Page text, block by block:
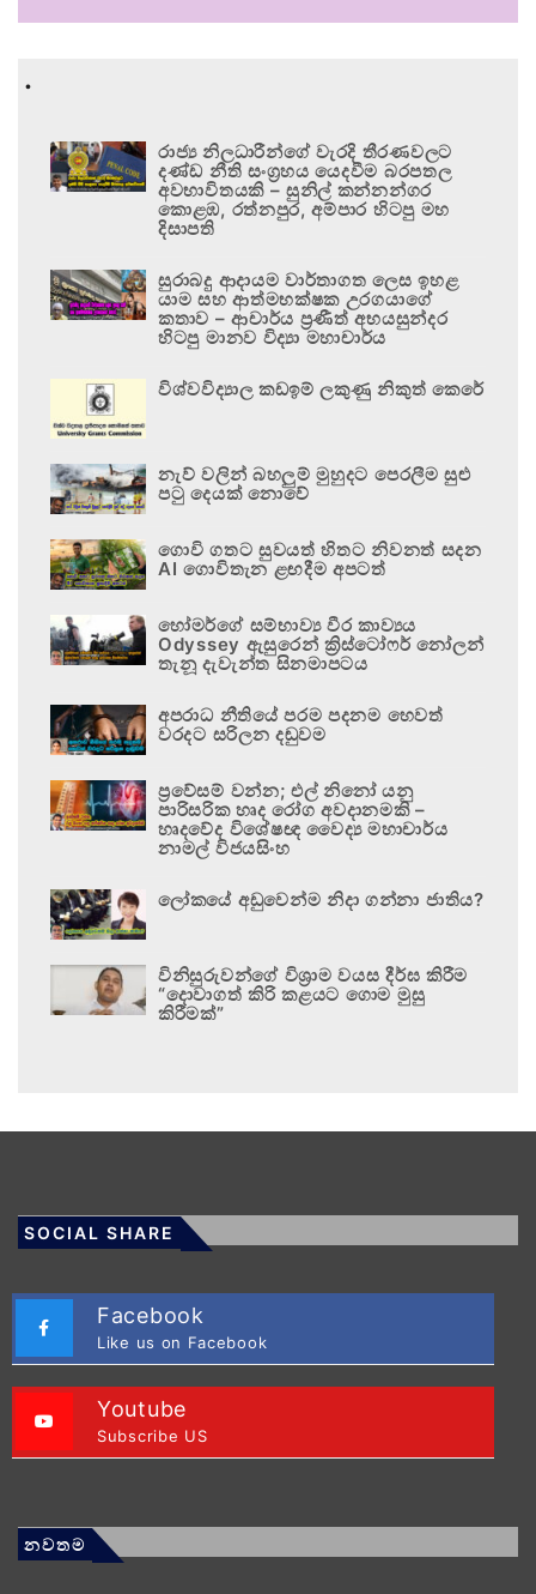
.
රාජ්‍ය නිලධාරීන්ගේ වැරදි තීරණවලට
දණ්ඩ නීති සංග්‍රහය යෙදවීම බරපතල
අවභාවිතයකි – සුනිල් කන්නන්ගර
කොළඹ, රත්නපුර, අම්පාර හිටපු මහ
දිසාපති
සුරාබදු ආදායම වාර්තාගත ලෙස ඉහළ
යාම සහ ආත්මභක්ෂක උරගයාගේ
කතාව – ආචාර්ය ප්‍රණීත් අභයසුන්දර
හිටපු මානව විද්‍යා මහාචාර්ය
විශ්වවිද්‍යාල කඩඉම් ලකුණු නිකුත් කෙරේ
නැව් වලින් බහලුම් මුහුදට පෙරලීම සුළු
පටු දෙයක් නොවේ
ගොවි ගතට සුවයත් හිතට නිවනත් සදන
AI ගොවිතැන ළඟදීම අපටත්
හෝමර්ගේ සම්භාව්‍ය වීර කාව්‍යය
Odyssey ඇසුරෙන් ක්‍රිස්ටෝෆර් නෝලන්
තැනූ දැවැන්ත සිනමාපටය
අපරාධ නීතියේ පරම පදනම හෙවත්
වරදට සරිලන දඬුවම
ප්‍රවේසම් වන්න; එල් නිනෝ යනු
පාරිසරික හෘද රෝග අවදානමකි –
හෘදවේද විශේෂඥ වෛද්‍ය මහාචාර්ය
නාමල් විජයසිංහ
ලෝකයේ අඩුවෙන්ම නිදා ගන්නා ජාතිය?
විනිසුරුවන්ගේ විශ්‍රාම වයස දීර්ඝ කිරීම
“දොවාගත් කිරි කළයට ගොම මුසු
කිරීමක්”
SOCIAL SHARE
Facebook
Like us on Facebook
Youtube
Subscribe US
නවතම